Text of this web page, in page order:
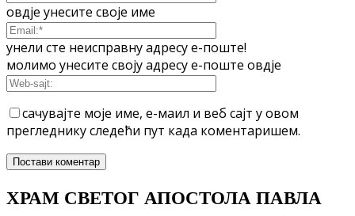
овдје унесите своје име
унели сте неисправну адресу е-поште!
молимо унесите своју адресу е-поште овдје
сачувајте моје име, е-маил и веб сајт у овом
прегледнику следећи пут када коментаришем.
ХРАМ СВЕТОГ АПОСТОЛА ПАВЛА